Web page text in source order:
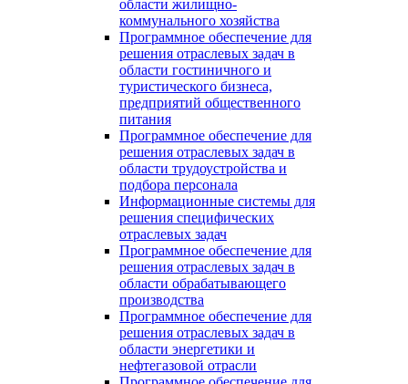
области жилищно-
коммунального хозяйства
Программное обеспечение для
решения отраслевых задач в
области гостиничного и
туристического бизнеса,
предприятий общественного
питания
Программное обеспечение для
решения отраслевых задач в
области трудоустройства и
подбора персонала
Информационные системы для
решения специфических
отраслевых задач
Программное обеспечение для
решения отраслевых задач в
области обрабатывающего
производства
Программное обеспечение для
решения отраслевых задач в
области энергетики и
нефтегазовой отрасли